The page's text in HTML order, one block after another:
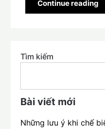
Continue reading
Tìm kiếm
Bài viết mới
Những lưu ý khi chế